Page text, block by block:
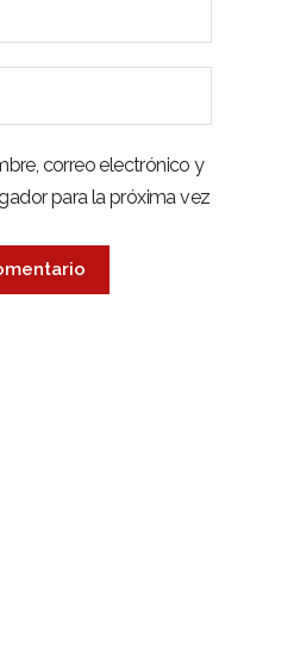
correo electrónico y
para la próxima vez